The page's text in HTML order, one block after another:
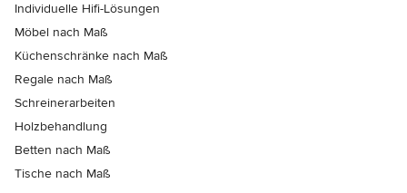
Individuelle Hifi-Lösungen
Möbel nach Maß
Küchenschränke nach Maß
Regale nach Maß
Schreinerarbeiten
Holzbehandlung
Betten nach Maß
Tische nach Maß